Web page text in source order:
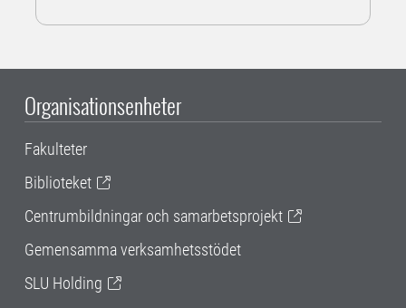
Organisationsenheter
Fakulteter
Biblioteket
Centrumbildningar och samarbetsprojekt
Gemensamma verksamhetsstödet
SLU Holding